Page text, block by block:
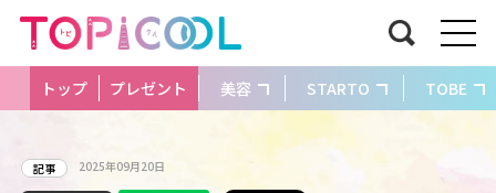
トップ プレゼント 美容 STARTO TOBE
記事 2025年09月20日